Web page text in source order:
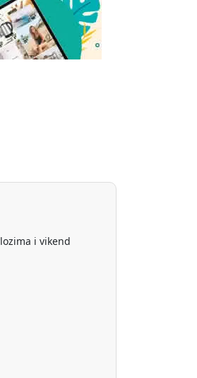
i vikend